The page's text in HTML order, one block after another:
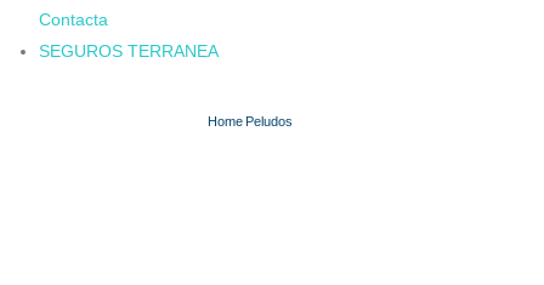
Contacta
SEGUROS TERRANEA
Home Peludos